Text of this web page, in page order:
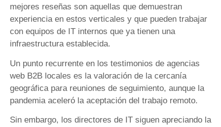
mejores reseñas son aquellas que demuestran
experiencia en estos verticales y que pueden trabajar
con equipos de IT internos que ya tienen una
infraestructura establecida.
Un punto recurrente en los testimonios de agencias
web B2B locales es la valoración de la cercanía
geográfica para reuniones de seguimiento, aunque la
pandemia aceleró la aceptación del trabajo remoto.
Sin embargo, los directores de IT siguen apreciando la